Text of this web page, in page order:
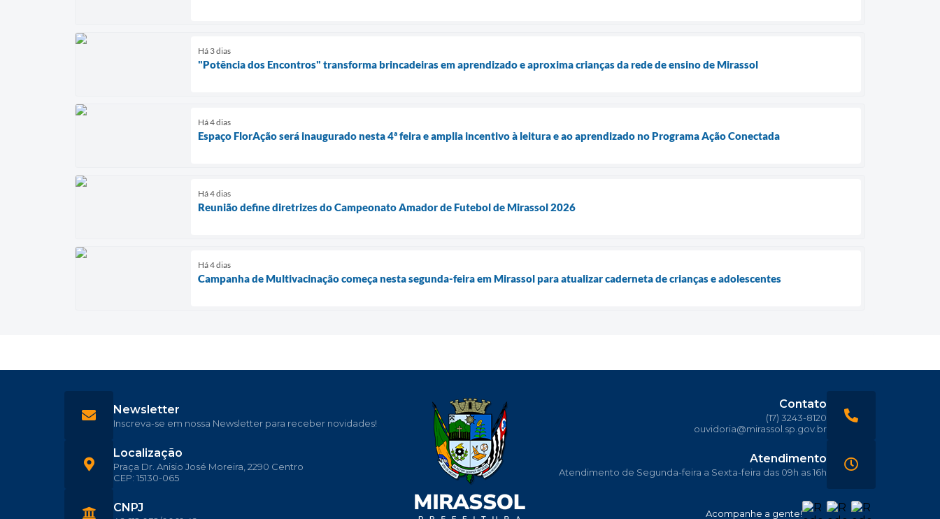
Há 3 dias
"Potência dos Encontros" transforma brincadeiras em aprendizado e aproxima crianças da rede de ensino de Mirassol
Há 4 dias
Espaço FlorAção será inaugurado nesta 4ª feira e amplia incentivo à leitura e ao aprendizado no Programa Ação Conectada
Há 4 dias
Reunião define diretrizes do Campeonato Amador de Futebol de Mirassol 2026
Há 4 dias
Campanha de Multivacinação começa nesta segunda-feira em Mirassol para atualizar caderneta de crianças e adolescentes
Acompanhe a gente!
Localização
Praça Dr. Anisio José Moreira, 2290 Centro
CEP: 15130-065
Contato
(17) 3243-8120
ouvidoria@mirassol.sp.gov.br
Atendimento
Atendimento de Segunda-feira a Sexta-feira das 09h as 16h
CNPJ
Newsletter
Inscreva-se em nossa Newsletter para receber novidades!